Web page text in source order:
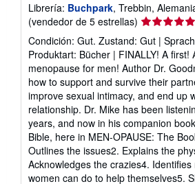
Librería: Buchpark, Trebbin,
(vendedor de 5 estrellas) Calificación
del
vendedor:
5
de
5
estrellas
Condición: Gut. Zustand: Gut |
Produktart: Bücher | FINALLY! A first!
menopause for men! Author Dr.
how to support and survive their
improve sexual intimacy, and end up
relationship. Dr. Mike has been
years, and now in his companion
Bible, here in MEN-OPAUSE: The
Outlines the issues2. Explains the
Acknowledges the crazies4.
women can do to help themselves5.